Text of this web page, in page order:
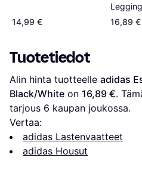
14,99 €
Black/
16,89 €
Tuotetiedot
Alin hinta tuotteelle adidas
Black/White on 16,89 €.
tarjous 6 kaupan joukossa.
Vertaa:
adidas Lastenvaatteet
adidas Housut